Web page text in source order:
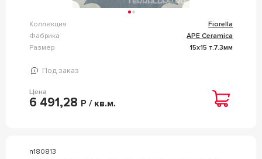
Коллекция
Fiorella
Фабрика
APE Ceramica
Размер
15x15 т.7.3мм
Под заказ
Цена
6 491,28 Р / кв.м.
n180813